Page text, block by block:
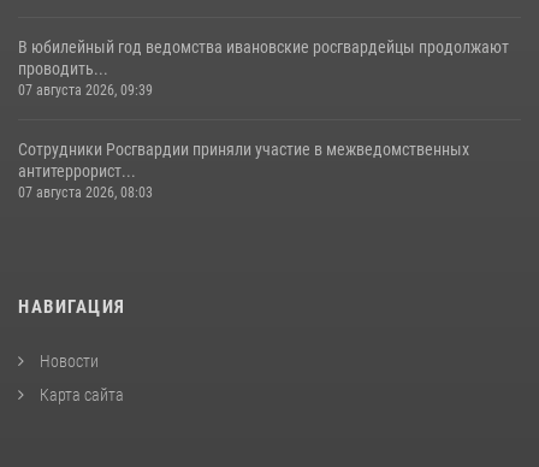
В юбилейный год ведомства ивановские росгвардейцы продолжают
проводить...
07 августа 2026, 09:39
Сотрудники Росгвардии приняли участие в межведомственных
антитеррорист...
07 августа 2026, 08:03
НАВИГАЦИЯ
Новости
Карта сайта